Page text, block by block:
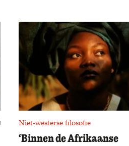
Voor ledenNiet-westerse filosofie
‘Binnen de Afrikaanse